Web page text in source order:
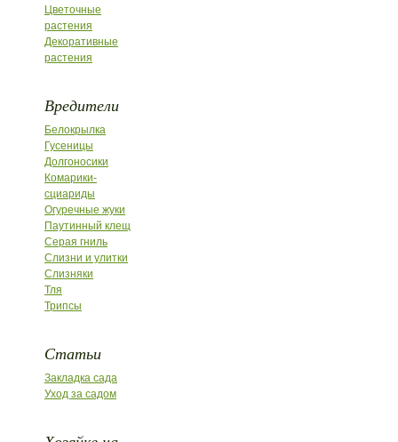
Цветочные
растения
Декоративные
растения
Вредители
Белокрылка
Гусеницы
Долгоносики
Комарики-
сциариды
Огуречные жуки
Паутинный клещ
Серая гниль
Слизни и улитки
Слизняки
Тля
Трипсы
Статьи
Закладка сада
Уход за садом